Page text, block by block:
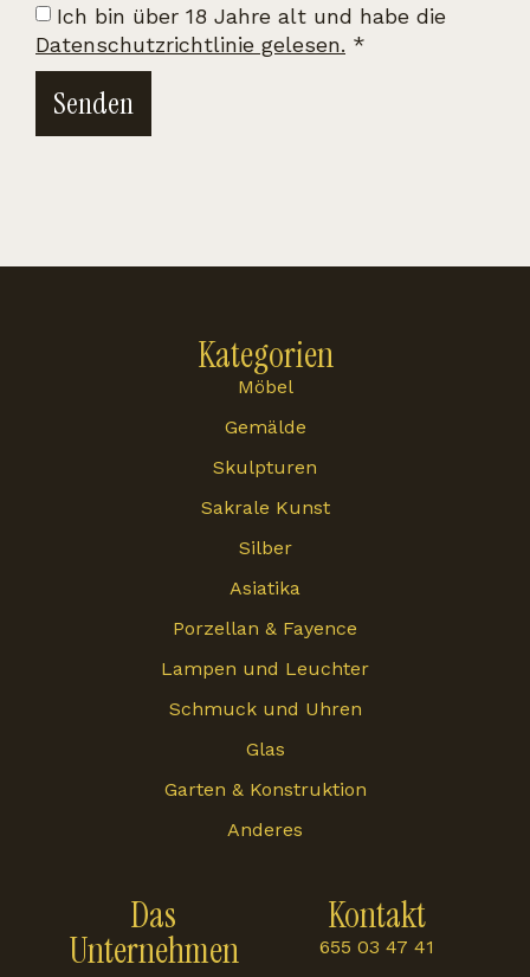
Ich bin über 18 Jahre alt und habe die
Datenschutzrichtlinie gelesen. *
Senden
Das
Unternehmen
Kontakt
655 03 47 41
Kategorien
Möbel
Gemälde
Skulpturen
Sakrale Kunst
Silber
Asiatika
Porzellan & Fayence
Lampen und Leuchter
Schmuck und Uhren
Glas
Garten & Konstruktion
Anderes